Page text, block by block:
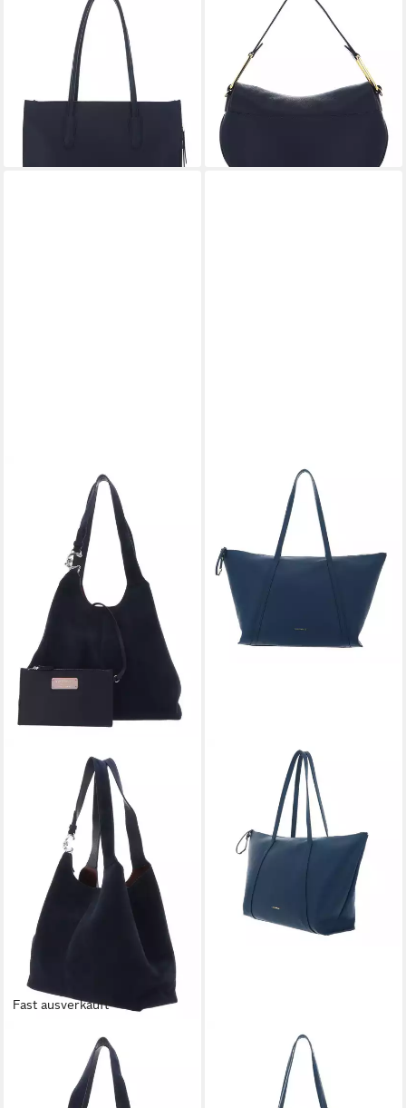
Handtasche Handbag Grained
Leather, aus echtem
Rindsleder
ab 250,99 €
335,00 €
-25%
lieferbar - in 2-3 Werktagen bei dir
Umhängetasche Coccinelle
Magie Soft
258,40 €
-32%
lieferbar - in 2-3 Werktagen bei dir
Fast ausverkauft
Schultertasche Handbag (Set,
2-tlg), aus echtem Rindsleder
ab 279,20 €
UVP 325,00 €
Shopper Handbag, aus
echtem Rindsleder
UVP 298,00 €